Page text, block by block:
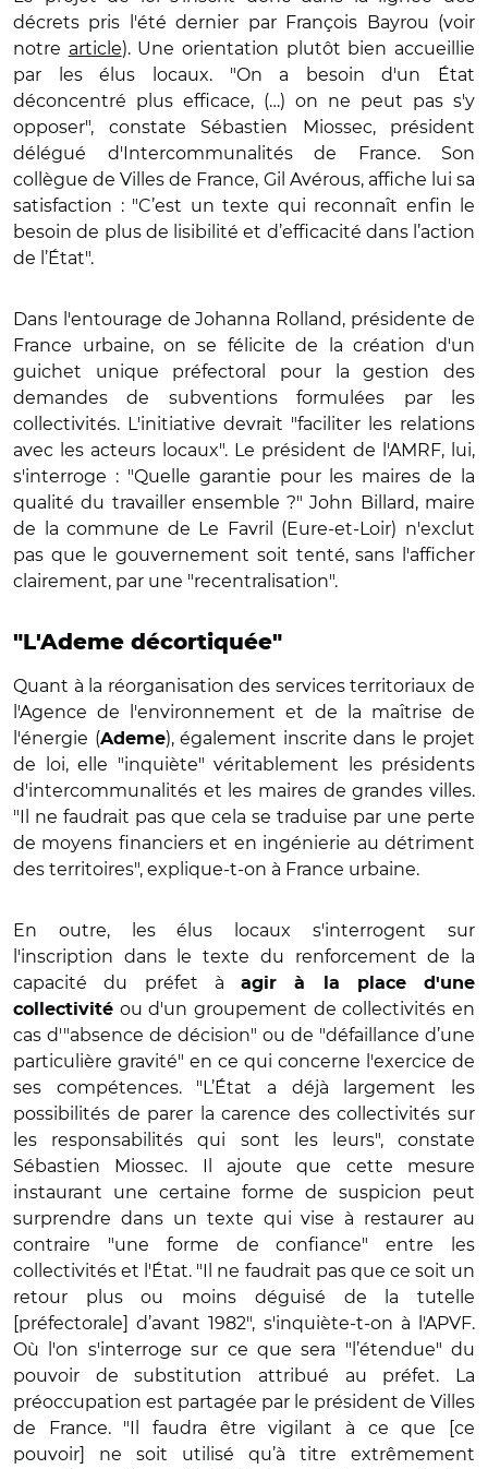
décrets pris l'été dernier par François Bayrou (voir
notre article). Une orientation plutôt bien accueillie
par les élus locaux. "On a besoin d'un État
déconcentré plus efficace, (…) on ne peut pas s'y
opposer", constate Sébastien Miossec, président
délégué d'Intercommunalités de France. Son
collègue de Villes de France, Gil Avérous, affiche lui sa
satisfaction : "C’est un texte qui reconnaît enfin le
besoin de plus de lisibilité et d’efficacité dans l’action
de l’État".
Dans l'entourage de Johanna Rolland, présidente de
France urbaine, on se félicite de la création d'un
guichet unique préfectoral pour la gestion des
demandes de subventions formulées par les
collectivités. L'initiative devrait "faciliter les relations
avec les acteurs locaux". Le président de l'AMRF, lui,
s'interroge : "Quelle garantie pour les maires de la
qualité du travailler ensemble ?" John Billard, maire
de la commune de Le Favril (Eure-et-Loir) n'exclut
pas que le gouvernement soit tenté, sans l'afficher
clairement, par une "recentralisation".
"L'Ademe décortiquée"
Quant à la réorganisation des services territoriaux de
l'Agence de l'environnement et de la maîtrise de
l'énergie (Ademe), également inscrite dans le projet
de loi, elle "inquiète" véritablement les présidents
d'intercommunalités et les maires de grandes villes.
"Il ne faudrait pas que cela se traduise par une perte
de moyens financiers et en ingénierie au détriment
des territoires", explique-t-on à France urbaine.
En outre, les élus locaux s'interrogent sur
l'inscription dans le texte du renforcement de la
capacité du préfet à agir à la place d'une
collectivité ou d'un groupement de collectivités en
cas d'"absence de décision" ou de "défaillance d’une
particulière gravité" en ce qui concerne l'exercice de
ses compétences. "L’État a déjà largement les
possibilités de parer la carence des collectivités sur
les responsabilités qui sont les leurs", constate
Sébastien Miossec. Il ajoute que cette mesure
instaurant une certaine forme de suspicion peut
surprendre dans un texte qui vise à restaurer au
contraire "une forme de confiance" entre les
collectivités et l'État. "Il ne faudrait pas que ce soit un
retour plus ou moins déguisé de la tutelle
[préfectorale] d’avant 1982", s'inquiète-t-on à l'APVF.
Où l'on s'interroge sur ce que sera "l’étendue" du
pouvoir de substitution attribué au préfet. La
préoccupation est partagée par le président de Villes
de France. "Il faudra être vigilant à ce que [ce
pouvoir] ne soit utilisé qu’à titre extrêmement